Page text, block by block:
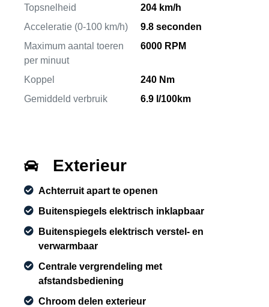
Topsnelheid
204 km/h
Acceleratie (0-100 km/h)
9.8 seconden
Maximum aantal toeren
per minuut
6000 RPM
Koppel
240 Nm
Gemiddeld verbruik
6.9 l/100km
Exterieur
Achterruit apart te openen
Buitenspiegels elektrisch inklapbaar
Buitenspiegels elektrisch verstel- en
verwarmbaar
Centrale vergrendeling met
afstandsbediening
Chroom delen exterieur